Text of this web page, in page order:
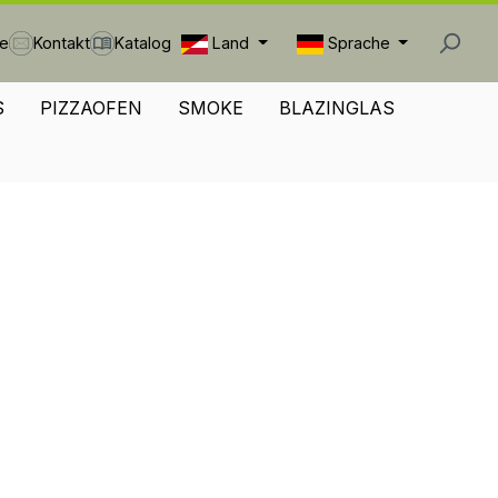
Kontakt Katalog Land Sprache
PIZZAOFEN SMOKE BLAZINGLAS